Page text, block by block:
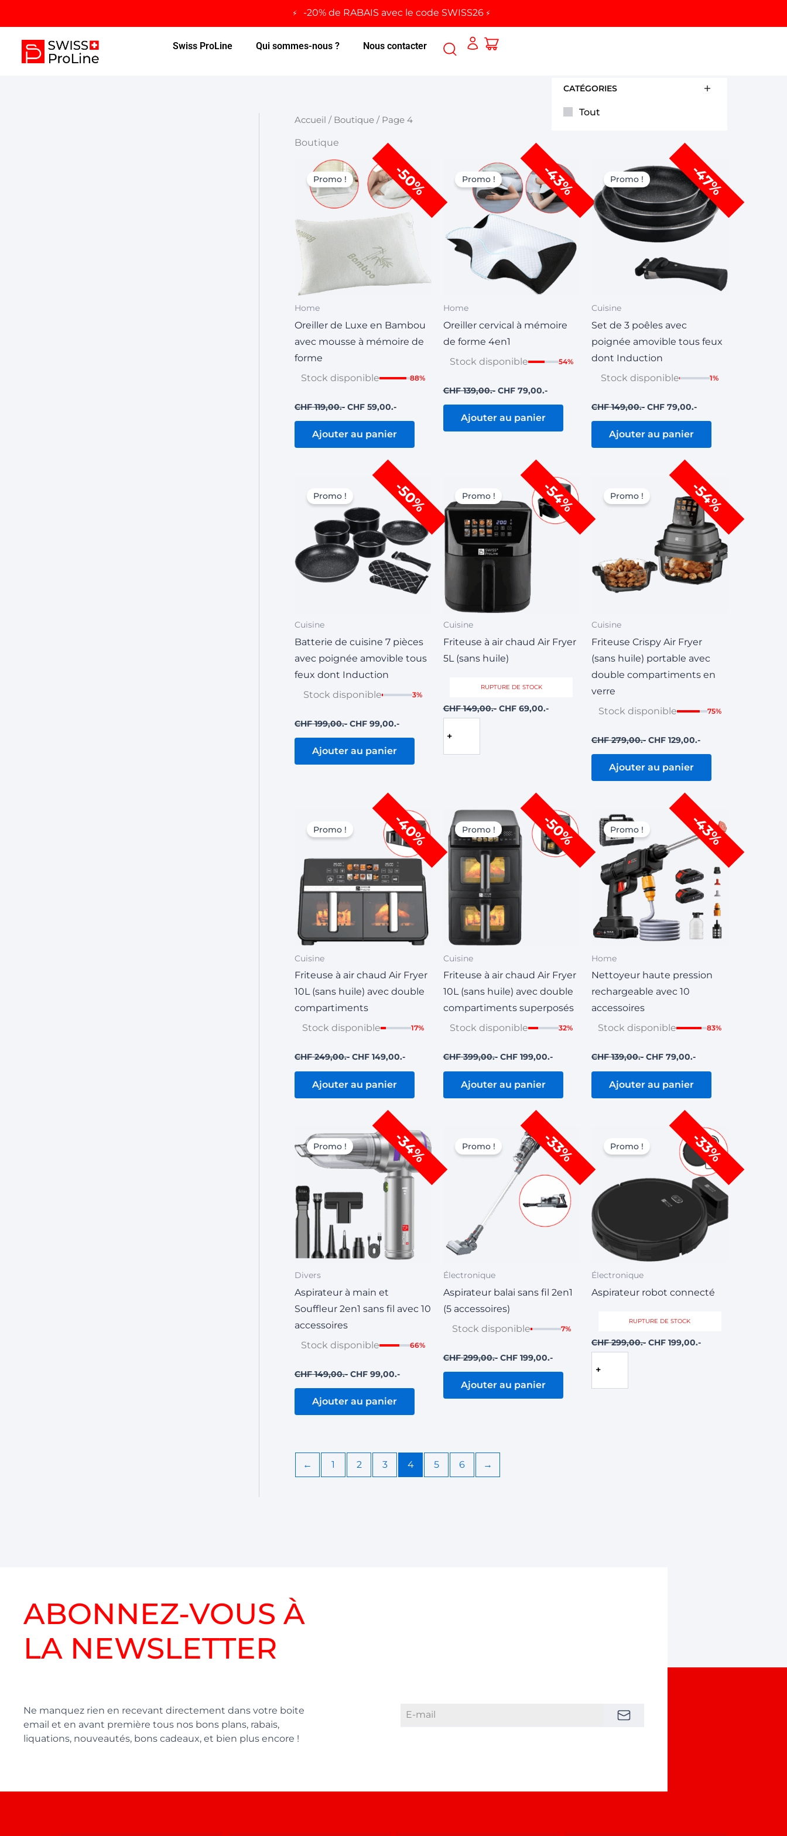
-20% de RABAIS avec le code SWISS26
Swiss ProLine Qui sommes-nous ? Nous contacter
CATÉGORIES
Tout
Accueil / Boutique / Page 4
Boutique
-50%
Promo !
Home
Oreiller de Luxe en Bambou
avec mousse à mémoire de
forme
Stock disponible
88%
CHF119,00
Le
prix
initial
était :
CHF 119,00.
CHF 59,00
Le
prix
actuel
est :
CHF 59,00.
Ajouter au panier
-43%
Promo !
Home
Oreiller cervical à mémoire
de forme 4en1
Stock disponible
54%
CHF139,00
Le
prix
initial
était :
CHF 139,00.
CHF79,00
Le
prix
actuel
est :
CHF 79,00.
Ajouter au panier
-47%
Promo !
Cuisine
Set de 3 poêles avec
poignée amovible tous feux
dont Induction
Stock disponible
1%
CHF149,00
Le
prix
initial
était :
CHF 149,00.
CHF 79,00
Le
prix
actuel
est :
CHF 79,00.
Ajouter au panier
-50%
Promo !
Cuisine
Batterie de cuisine 7 pièces
avec poignée amovible tous
feux dont Induction
Stock disponible
3%
CHF199,00
initial
était :
CHF 199,00.
CHF 99,00
Le
prix
actuel
est :
CHF 99,00.
Ajouter au panier
-54%
Promo !
Cuisine
Friteuse à air chaud Air Fryer
5L (sans huile)
RUPTURE DE STOCK
CHF149,00
initial
était :
CHF 149,00.
CHF69,00
Le
prix
actuel
est :
CHF 69,00.
-54%
Promo !
Cuisine
Friteuse Crispy Air Fryer
(sans huile) portable avec
double compartiments en
verre
Stock disponible
75%
CHF279,00
initial
CHF 279,00.
CHF 129,00
Le
prix
actuel
est :
CHF 129,00.
Ajouter au panier
-40%
Promo !
Cuisine
Friteuse à air chaud Air Fryer
10L (sans huile) avec double
compartiments
Stock disponible
17%
CHF249,00
initial
CHF 249,00.
CHF 149,00
Le
prix
actuel
est :
CHF 149,00.
Ajouter au panier
-50%
Promo !
Cuisine
Friteuse à air chaud Air Fryer
10L (sans huile) avec double
compartiments superposés
Stock disponible
32%
CHF399,00
Le
prix
initial
était :
CHF 399,00.
CHF199,00
Le
prix
actuel
est :
CHF 199,00.
Ajouter au panier
-43%
Promo !
Home
Nettoyeur haute pression
rechargeable avec 10
accessoires
Stock disponible
83%
CHF139,00
initial
était :
CHF 139,00.
CHF 79,00
Le
prix
actuel
est :
CHF 79,00.
Ajouter au panier
-34%
Promo !
Divers
Aspirateur à main et
Souffleur 2en1 sans fil avec 10
accessoires
Stock disponible
66%
CHF149,00
prix
initial
était :
CHF 149,00.
CHF 99,00
Le
prix
actuel
est :
CHF 99,00.
Ajouter au panier
-33%
Promo !
Électronique
Aspirateur balai sans fil 2en1
(5 accessoires)
Stock disponible
7%
CHF299,00
initial
était :
CHF 299,00.
CHF199,00
Le
prix
actuel
est :
CHF 199,00.
Ajouter au panier
-33%
Promo !
Électronique
Aspirateur robot connecté
RUPTURE DE STOCK
CHF299,00
initial
CHF 299,00.
CHF 199,00
Le
prix
actuel
est :
CHF 199,00.
la
← 1 2 3 4 5 6 →
ABONNEZ-VOUS À
LA NEWSLETTER
Ne manquez rien en recevant directement dans votre boite
email et en avant première tous nos bons plans, rabais,
liquations, nouveautés, bons cadeaux, et bien plus encore !